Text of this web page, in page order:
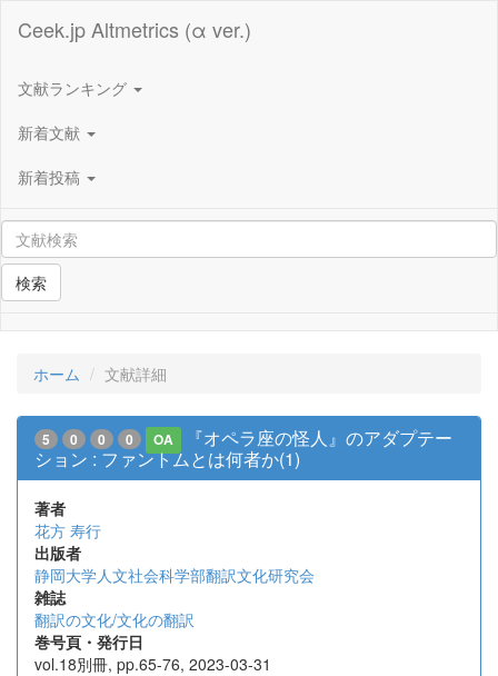
Ceek.jp Altmetrics (α ver.)
文献ランキング
新着文献
新着投稿
検索
ホーム 文献詳細
5 0 0 0 OA
『オペラ座の怪人』のアダプテー
ション : ファントムとは何者か(1)
著者
花方 寿行
出版者
静岡大学人文社会科学部翻訳文化研究会
雑誌
翻訳の文化/文化の翻訳
巻号頁・発行日
vol.18別冊, pp.65-76, 2023-03-31